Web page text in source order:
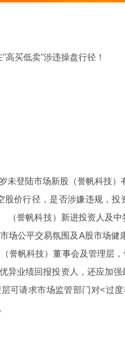
"高买低卖"涉违操盘行径！
未登陆市场新股（誉帆科技
股价行径，是否涉嫌违规，
誉帆科技）新进投资人及中
市场公平交易氛围及A股市
誉帆科技）董事会及管理层
异业绩回报投资人，还应加
可请求市场监管部门对<过